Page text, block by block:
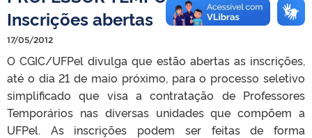
Inscrições abertas
17/05/2012
O CGIC/UFPel divulga que estão abertas as inscrições,
até o dia 21 de maio próximo, para o processo seletivo
simplificado que visa a contratação de Professores
Temporários nas diversas unidades que compõem a
UFPel. As inscrições podem ser feitas de forma